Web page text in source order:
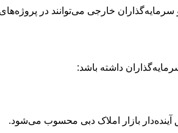
سرمایه‌گذاران خارجی می‌توانند در
داشته باشد:
آینده‌دار بازار املاک دبی محسوب می‌شود.